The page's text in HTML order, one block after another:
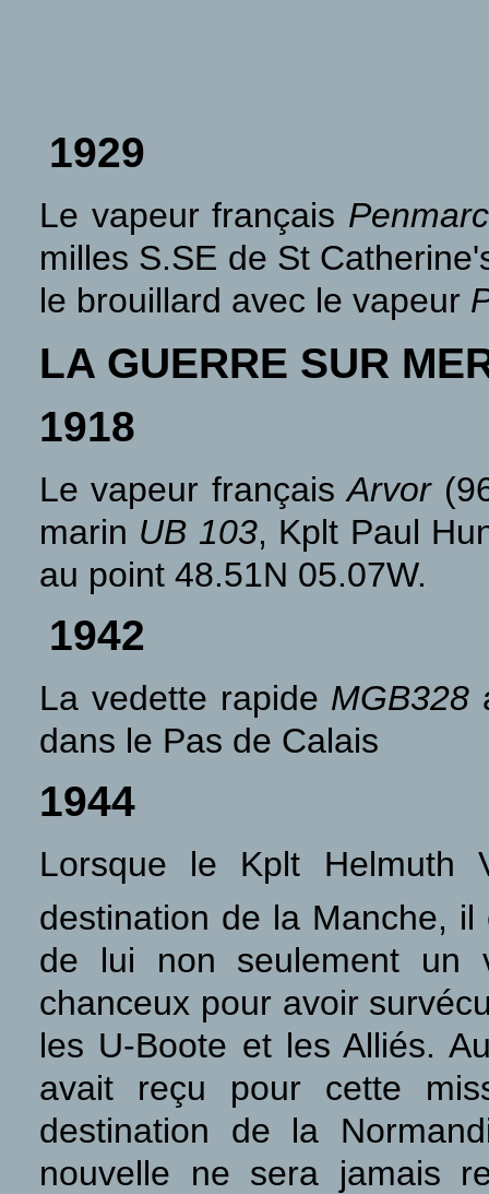
1929
Le vapeur français
milles S.SE de St
le brouillard avec le vapeur
LA GUERRE SUR
1918
Le vapeur françaisArvor
marin UB 103, Kplt Paul
au point 48.51N 05.07W.
1942
La vedette rapide MGB328
dans le Pas de Calais
1944
Lorsque le Kplt Helmuth
destination de la Manche,
de lui non seulement un
chanceux pour avoir
les U-Boote et les Alliés.
avait reçu pour cette
destination de la
nouvelle ne sera jamais